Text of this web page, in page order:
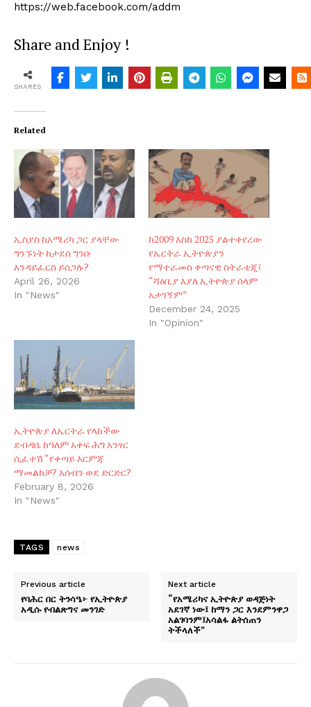
https://web.facebook.com/addm
Share and Enjoy !
SHARES
Related
ኢስያስ ከአሜሪካ ጋር ያላቸው
ግንኙነት ከታደሰ ግንቡ
እንዳይፈርስ ይሰጋሉ?
April 26, 2026
In "News"
ከ2009 እስከ 2025 ያልተቀየረው
የኤርትራ ኢትዮጵያን
የማተራመስ ቀጣናዊ ስትራቴጂ፤
“ሻዕቢያ እያለ ኢትዮጵያ ሰላም
አታገኝም”
December 24, 2025
In "Opinion"
ኢትዮጵያ ለኤርትራ የላከችው
ደብዳቤ ከዓለም አቀፍ ሕግ አንፃር
ሲፈተሽ “የቀጣይ እርምጃ
ማመልከቻ? አሰብን ወደ ድርድር?
February 8, 2026
In "News"
TAGS news
Previous article
የባሕር በር ትንሳዔ፦ የኢትዮጵያ
አዲሱ የብልጽግና መንገድ
Next article
“የአሜሪካና ኢትዮጵያ ወዳጅነት
አደገኛ ነው፤ ከማን ጋር እንደምንዋጋ
አልገባንም፤አሳልፋ ልትሰጠን
ትችላለች”